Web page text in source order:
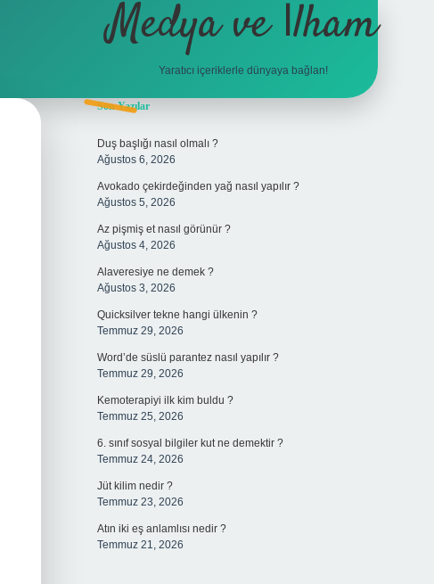
Medya ve İlham
Yaratıcı içeriklerle dünyaya bağlan!
Sidebar
Son Yazılar
Duş başlığı nasıl olmalı ?
Ağustos 6, 2026
Avokado çekirdeğinden yağ nasıl yapılır ?
Ağustos 5, 2026
Az pişmiş et nasıl görünür ?
Ağustos 4, 2026
Alaveresiye ne demek ?
Ağustos 3, 2026
Quicksilver tekne hangi ülkenin ?
Temmuz 29, 2026
Word’de süslü parantez nasıl yapılır ?
Temmuz 29, 2026
Kemoterapiyi ilk kim buldu ?
Temmuz 25, 2026
6. sınıf sosyal bilgiler kut ne demektir ?
Temmuz 24, 2026
Jüt kilim nedir ?
Temmuz 23, 2026
Atın iki eş anlamlısı nedir ?
Temmuz 21, 2026